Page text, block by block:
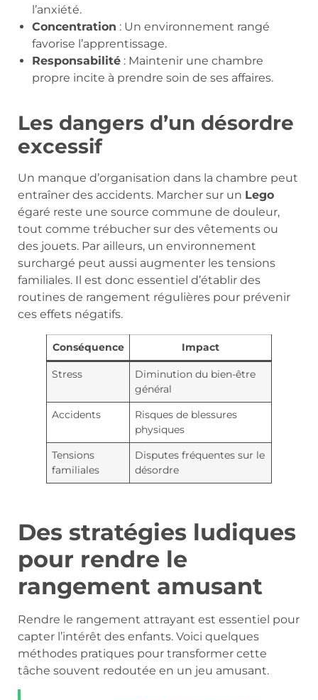
l’anxiété.
Concentration : Un environnement rangé
favorise l’apprentissage.
Responsabilité : Maintenir une chambre
propre incite à prendre soin de ses affaires.
Les dangers d’un désordre
excessif
Un manque d’organisation dans la chambre peut
entraîner des accidents. Marcher sur un Lego
égaré reste une source commune de douleur,
tout comme trébucher sur des vêtements ou
des jouets. Par ailleurs, un environnement
surchargé peut aussi augmenter les tensions
familiales. Il est donc essentiel d’établir des
routines de rangement régulières pour prévenir
ces effets négatifs.
Conséquence Impact
Stress
Diminution du bien-être
général
Accidents
Risques de blessures
physiques
Tensions
familiales
Disputes fréquentes sur le
désordre
Des stratégies ludiques
pour rendre le
rangement amusant
Rendre le rangement attrayant est essentiel pour
capter l’intérêt des enfants. Voici quelques
méthodes pratiques pour transformer cette
tâche souvent redoutée en un jeu amusant.